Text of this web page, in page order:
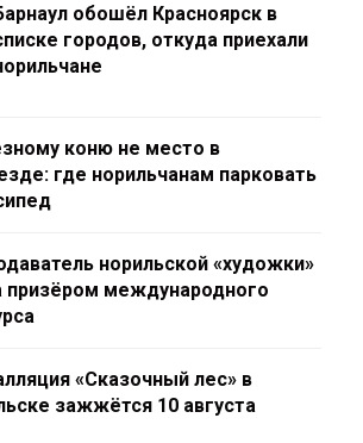
обошёл Красноярск в
городов, откуда приехали
коню не место в
где норильчанам парковать
норильской «художки»
призёром международного
«Сказочный лес» в
зажжётся 10 августа